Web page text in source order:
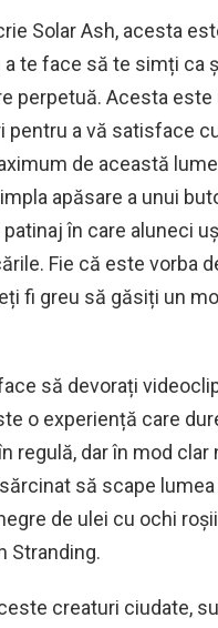
Solar Ash, acesta
te face să te simți ca
perpetuă. Acesta este
pentru a vă satisface
de această
apăsare a unui
în care aluneci
Fie că este vorba
fi greu să găsiți un
să devorați
o experiență care
regulă, dar în mod clar
să scape
de ulei cu ochi
Stranding.
creaturi ciudate,